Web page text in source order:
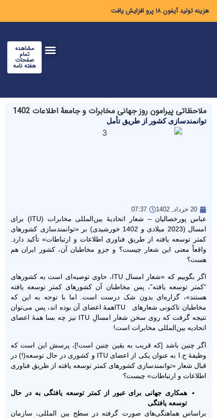
هزینه تولید آیفون ۱۸ پرو افزایش یافت
مشاهده
تمام
صفحات
هفته نامه
ملاحظاتی پیرامون روز جهانی مخابرات و جامعۀ اطلاعات 1402
توانمندسازی کشور از طریق تأمل
20 خرداد, 1402 07:37
عباس پورخصالیان – شعار اتحادیۀ بین‌المللی مخابرات (ITU) برای
امسال (2023 میلادی و 1402 خورشیدی) بر «توانمندسازی کشورهای
کمتر توسعه یافته از طریق فناوری اطلاعات و ارتباطات» تأکید دارد.
واقعاً معنی این شعار چیست؟ و جزو مخاطبان آن، کشور ایران هم
هست؟
اگر بگوییم که «شعار امسال ITU، حاوی توصیه‌ای است به کشورهای
“کمتر توسعه یافته”، پس مخاطبان آن کشورهای کمتر توسعه یافته
هستند»، گزاره‌ای بدون شک درست است. اما با توجه به این که
مخاطبان تاکنونی شعارهای ITUهمۀ اعضای آن بوده اند، پس می‌توان
نتیجه گرفت که روی سخن شعار امسالِ ITU نیز چه بسا همۀ اعضای
اتحادیه بین‌المللی مخابرات است!
اگر چنین باشد [که قریب به یقین چنین است!]، پرسش این است که
وظیفۀ ج.ا به عنوان یکی از اعضای ITU و کشوری در حال توسعه(!) در
قبال شعار «توانمندسازی کشورهای کمتر توسعه یافته از طریق فناوری
اطلاعات و ارتباطات» چیست؟
همکاری جهانی برای عبور از کمتر توسعه یافتگی به در حال
توسعه یافتگی
براساس هماهنگی‌های صورت گرفته در سطح بین المللی، سازمان